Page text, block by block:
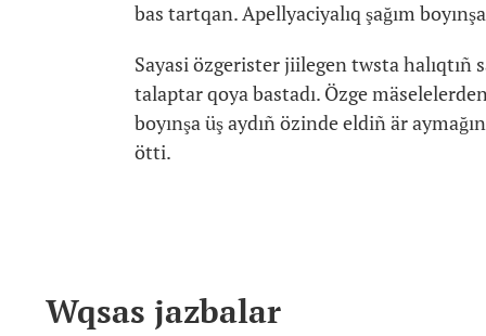
bas tartqan. Apellyaciyalıq şağım
Sayasi özgerister jiilegen twsta halıqtıñ
talaptar qoya bastadı. Özge
boyınşa üş aydıñ özinde eldiñ är
ötti.
Wqsas jazbalar